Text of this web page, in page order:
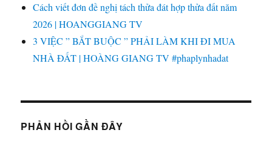
Cách viết đơn đề nghị tách thửa đát hợp thửa đất năm
2026 | HOANGGIANG TV
3 VIỆC ” BẮT BUỘC ” PHẢI LÀM KHI ĐI MUA
NHÀ ĐẤT | HOÀNG GIANG TV #phaplynhadat
PHẢN HỒI GẦN ĐÂY